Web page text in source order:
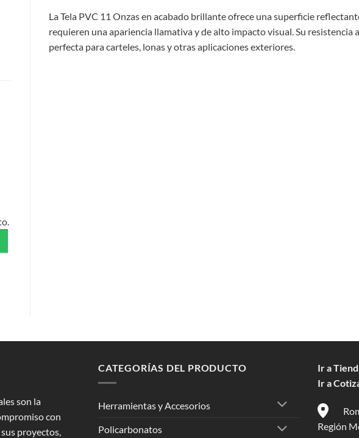
La Tela PVC 11 Onzas en acabado brillante ofrece una superficie
requieren una apariencia llamativa y de alto impacto visual. Su resistencia
perfecta para carteles, lonas y otras aplicaciones exteriores.
son la
con
proyectos,
CATEGORÍAS DEL PRODUCTO
Herramientas y Accesorios
Policarbonatos
Ir a
Ir a
Región